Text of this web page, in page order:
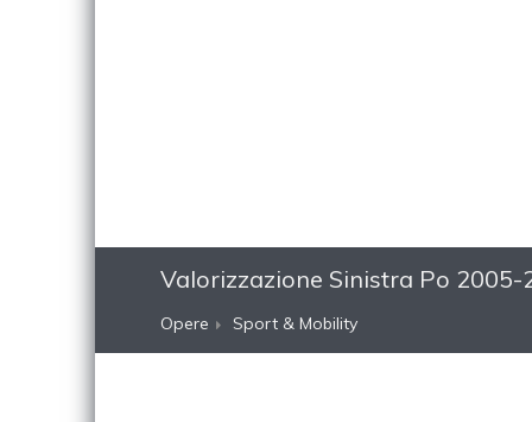
Valorizzazione Sinistra Po 2005-
Opere Sport & Mobility